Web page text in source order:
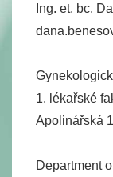
Ing. et. bc.
1. lékařské
Apolinářská
Department